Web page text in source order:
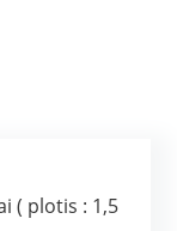
( plotis : 1,5